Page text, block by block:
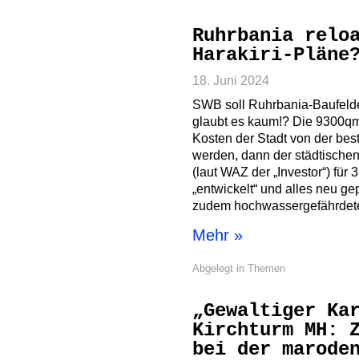
Ruhrbania
Harakiri-
18. Juni 2024
SWB soll Ruhrbania-
glaubt es kaum!? Die
Kosten der Stadt von der
werden, dann der
(laut WAZ der „Investor“) für
„entwickelt“ und alles neu
zudem
Mehr »
Abgelegt in Themen
„Gewaltiger
Kirchturm MH:
bei der